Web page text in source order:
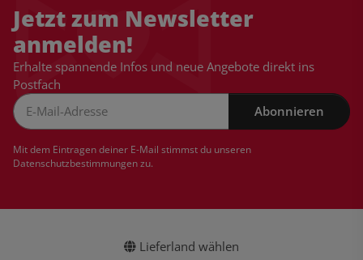
Jetzt zum Newsletter
anmelden!
Erhalte spannende Infos und neue Angebote direkt ins
Postfach
Abonnieren
Mit dem Eintragen deiner E-Mail stimmst du unseren
Datenschutzbestimmungenzu.
Lieferland wählen